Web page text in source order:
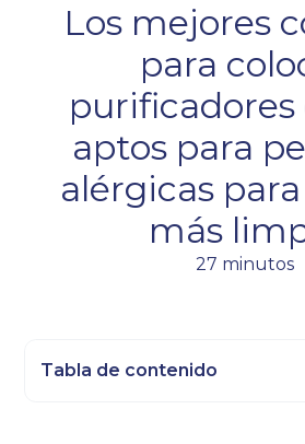
Los mejores
para
purificadores
aptos para
alérgicas
más
27 minutos
Tabla de contenido